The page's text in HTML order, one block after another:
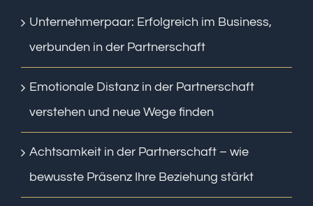
Unternehmerpaar: Erfolgreich im Business,
verbunden in der Partnerschaft
Emotionale Distanz in der Partnerschaft
verstehen und neue Wege finden
Achtsamkeit in der Partnerschaft – wie
bewusste Präsenz Ihre Beziehung stärkt